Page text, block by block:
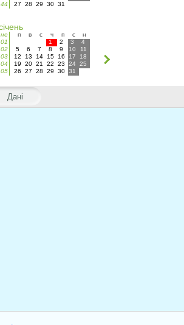
44
27 28 29 30 31
не п в с ч п с
н
01
1 2 3
4
02
5 6 7 8 9 10
11
03
12 13 14 15 16 17
18
04
19 20 21 22 23 24
25
05
26 27 28 29 30 31
Дані